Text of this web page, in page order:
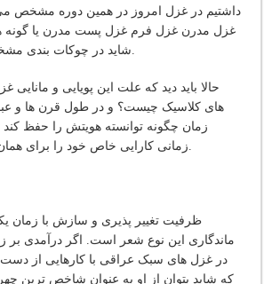
داشتیم در غزل امروز در همین دوره مشخص می
غزل مدرن غزل فرم غزل پست مدرن یا گونه
شاید در چوکات بندی مشخصی نیامده اند نام برد.
حالا باید دید که علت این پویایی و
های کلاسیک چیست؟ و در طول قرن ها و
زمان چگونه توانسته هویتش را حفظ کند
زمانی کارایی خاص خود را برای همان موقعیت داشته است.
ظرفیت تغییر پذیری و سازش با زمان
ماندگاری این نوع شعر است. اگر درآمدی بر
در غزل های سبک عراقی با کارهایی از
که شاید بتوان از او به عنوان شاخص ترین